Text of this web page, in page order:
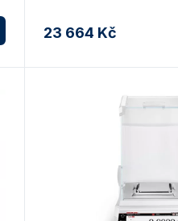
23 664 Kč